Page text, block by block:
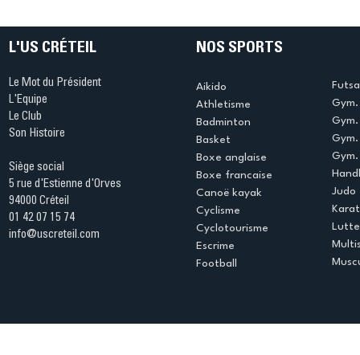
L’US Créteil Volley-Ball
découvertes
L’US
du
L'US CRÉTEIL
Le Mot du Président
L'Equipe
Le Club
Son Histoire
Siège social
5 rue d'Estienne d'Orves
94000 Créteil
01 42 07 15 74
info@uscreteil.com
NOS SPORTS
Aikido
Athletisme
Badminton
Basket
Boxe anglaise
Boxe francaise
Canoë kayak
Cyclisme
Cyclotourisme
Escrime
Football
Judo
Lutte